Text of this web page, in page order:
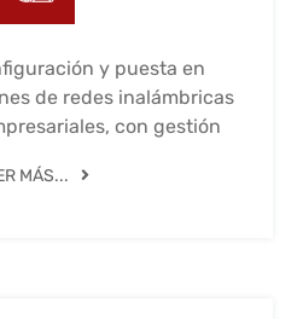
y puesta en
de redes inalámbricas
con gestión
MÁS...